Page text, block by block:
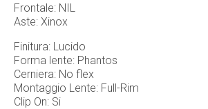
Frontale: NIL
Aste: Xinox
Finitura: Lucido
Forma lente: Phantos
Cerniera: No flex
Montaggio Lente: Full-Rim
Clip On: Si